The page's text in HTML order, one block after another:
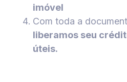
imóvel
Com toda a
liberamos seu
úteis.